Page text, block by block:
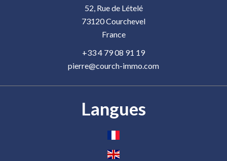
52, Rue de Lételé
73120Courchevel
France
+33 4 79 08 91 19
pierre@courch-immo.com
Langues